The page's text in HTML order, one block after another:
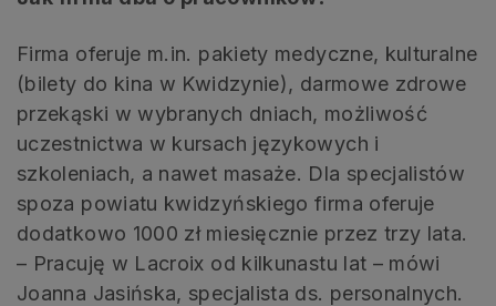
Firma oferuje m.in. pakiety medyczne, kulturalne
(bilety do kina w Kwidzynie), darmowe zdrowe
przekąski w wybranych dniach, możliwość
uczestnictwa w kursach językowych i
szkoleniach, a nawet masaże. Dla specjalistów
spoza powiatu kwidzyńskiego firma oferuje
dodatkowo 1000 zł miesięcznie przez trzy lata.
– Pracuję w Lacroix od kilkunastu lat – mówi
Joanna Jasińska, specjalista ds. personalnych.